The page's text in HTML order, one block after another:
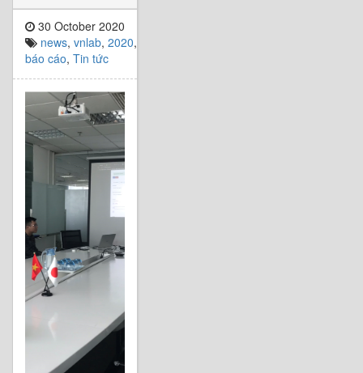
30 October 2020
news, vnlab, 2020,
báo cáo, Tin tức